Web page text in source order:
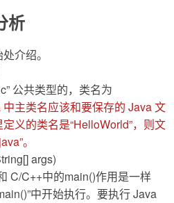
析
介绍。
公共类型的，类名为
主类名应该和要保存的 Java 文
义的类名是“HelloWorld”，则文
。
args)
C/C++中的main()作用是一样
中开始执行。要执行 Java